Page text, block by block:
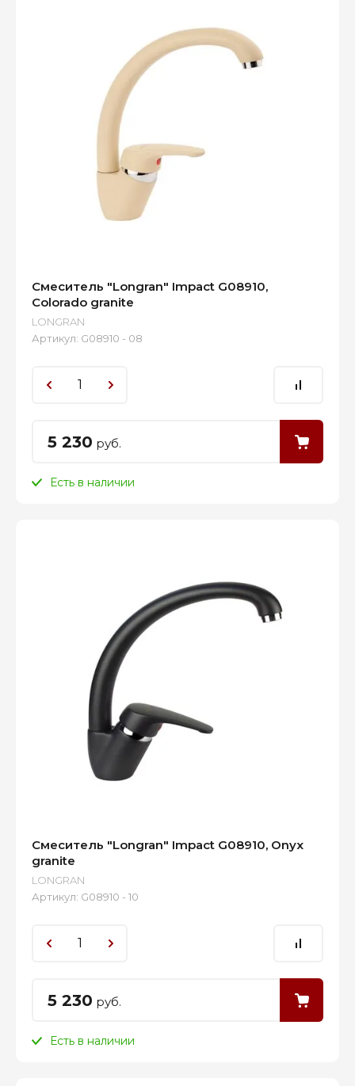
Смеситель "Longran" Impact G08910,
Colorado granite
LONGRAN
Артикул: G08910 - 08
5 230 руб.
Есть в наличии
Смеситель "Longran" Impact G08910, Onyx
granite
LONGRAN
Артикул: G08910 - 10
5 230 руб.
Есть в наличии